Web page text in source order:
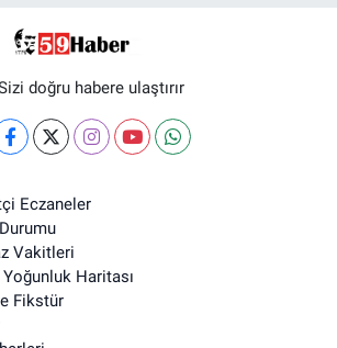
doğru habere ulaştırır
Eczaneler
Vakitleri
Haritası
Fikstür